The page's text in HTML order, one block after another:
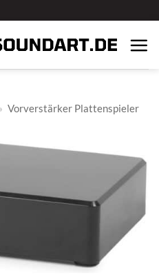
Vorverstärker Plattenspieler